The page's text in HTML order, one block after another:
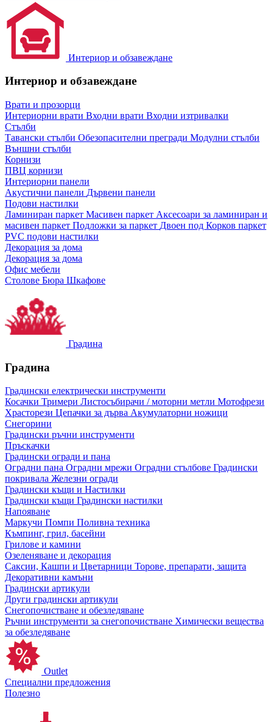
Интериор и обзавеждане
Интериор и обзавеждане
Врати и прозорци
Интериорни врати Входни врати Входни изтривалки
Стълби
Тавански стълби Обезопасителни прегради Модулни стълби
Външни стълби
Корнизи
ПВЦ корнизи
Интериорни панели
Акустични панели Дървени панели
Подови настилки
Ламиниран паркет Масивен паркет Аксесоари за ламиниран и
масивен паркет Подложки за паркет Двоен под Корков паркет
PVC подови настилки
Декорация за дома
Декорация за дома
Офис мебели
Столове Бюра Шкафове
Градина
Градина
Градински електрически инструменти
Косачки Тримери Листосъбирачи / моторни метли Мотофрези
Храсторези Цепачки за дърва Акумулаторни ножици
Снегорини
Градински ръчни инструменти
Пръскачки
Градински огради и пана
Оградни пана Оградни мрежи Оградни стълбове Градински
покривала Железни огради
Градински къщи и Настилки
Градински къщи Градински настилки
Напояване
Маркучи Помпи Поливна техника
Къмпинг, грил, басейни
Грилове и камини
Озеленяване и декорация
Саксии, Кашпи и Цветарници Торове, препарати, защита
Декоративни камъни
Градински артикули
Други градински артикули
Снегопочистване и обезледяване
Ръчни инструменти за снегопочистване Химически вещества
за обезледяване
Outlet
Специални предложения
Полезно